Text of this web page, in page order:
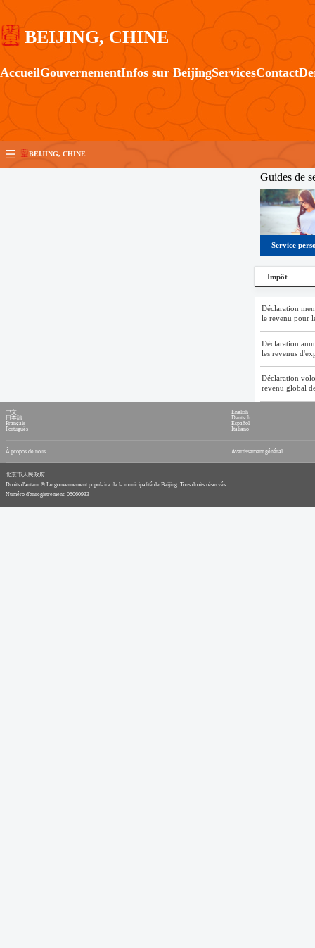
BEIJING, CHINE
AccueilGouvernementInfos sur BeijingServicesContact
BEIJING, CHINE
Guides de
Service
Impôt
Identification
Travail
Transport
Assurance
Déclaration
le revenu pour
Déclaration
les revenus
Déclaration
revenu global
中文
English
日本語
Deutsch
Français
Español
Português
Italiano
À propos de nous Avertissement général
北京市人民政府
Droits d'auteur © Le gouvernement populaire de la municipalité de Beijing. Tous droits réservés.
Numéro d'enregistrement: 05060933